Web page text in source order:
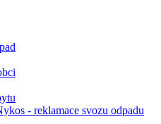
- reklamace svozu odpadu